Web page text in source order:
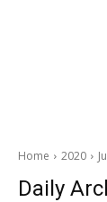
Home 2020
Daily